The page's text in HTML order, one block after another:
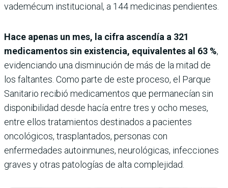
vademécum institucional, a 144 medicinas pendientes.
Hace apenas un mes, la cifra ascendía a 321
medicamentos sin existencia, equivalentes al 63 %,
evidenciando una disminución de más de la mitad de
los faltantes. Como parte de este proceso, el Parque
Sanitario recibió medicamentos que permanecían sin
disponibilidad desde hacía entre tres y ocho meses,
entre ellos tratamientos destinados a pacientes
oncológicos, trasplantados, personas con
enfermedades autoinmunes, neurológicas, infecciones
graves y otras patologías de alta complejidad.